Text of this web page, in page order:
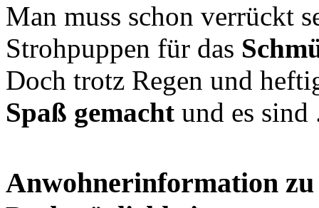
Man muss schon verrückt
Strohpuppen für das
Doch trotz Regen und
Spaß gemacht und es
Anwohnerinformation